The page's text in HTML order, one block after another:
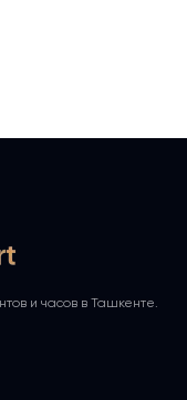
и часов в Ташкенте.